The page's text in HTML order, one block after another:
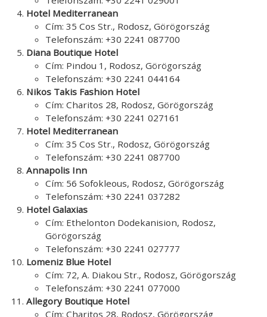
Hotel Mediterranean
Cím: 35 Cos Str., Rodosz, Görögország
Telefonszám: +30 2241 087700
Diana Boutique Hotel
Cím: Pindou 1, Rodosz, Görögország
Telefonszám: +30 2241 044164
Nikos Takis Fashion Hotel
Cím: Charitos 28, Rodosz, Görögország
Telefonszám: +30 2241 027161
Hotel Mediterranean
Cím: 35 Cos Str., Rodosz, Görögország
Telefonszám: +30 2241 087700
Annapolis Inn
Cím: 56 Sofokleous, Rodosz, Görögország
Telefonszám: +30 2241 037282
Hotel Galaxias
Cím: Ethelonton Dodekanision, Rodosz,
Görögország
Telefonszám: +30 2241 027777
Lomeniz Blue Hotel
Cím: 72, A. Diakou Str., Rodosz, Görögország
Telefonszám: +30 2241 077000
Allegory Boutique Hotel
Cím: Charitos 28, Rodosz, Görögország